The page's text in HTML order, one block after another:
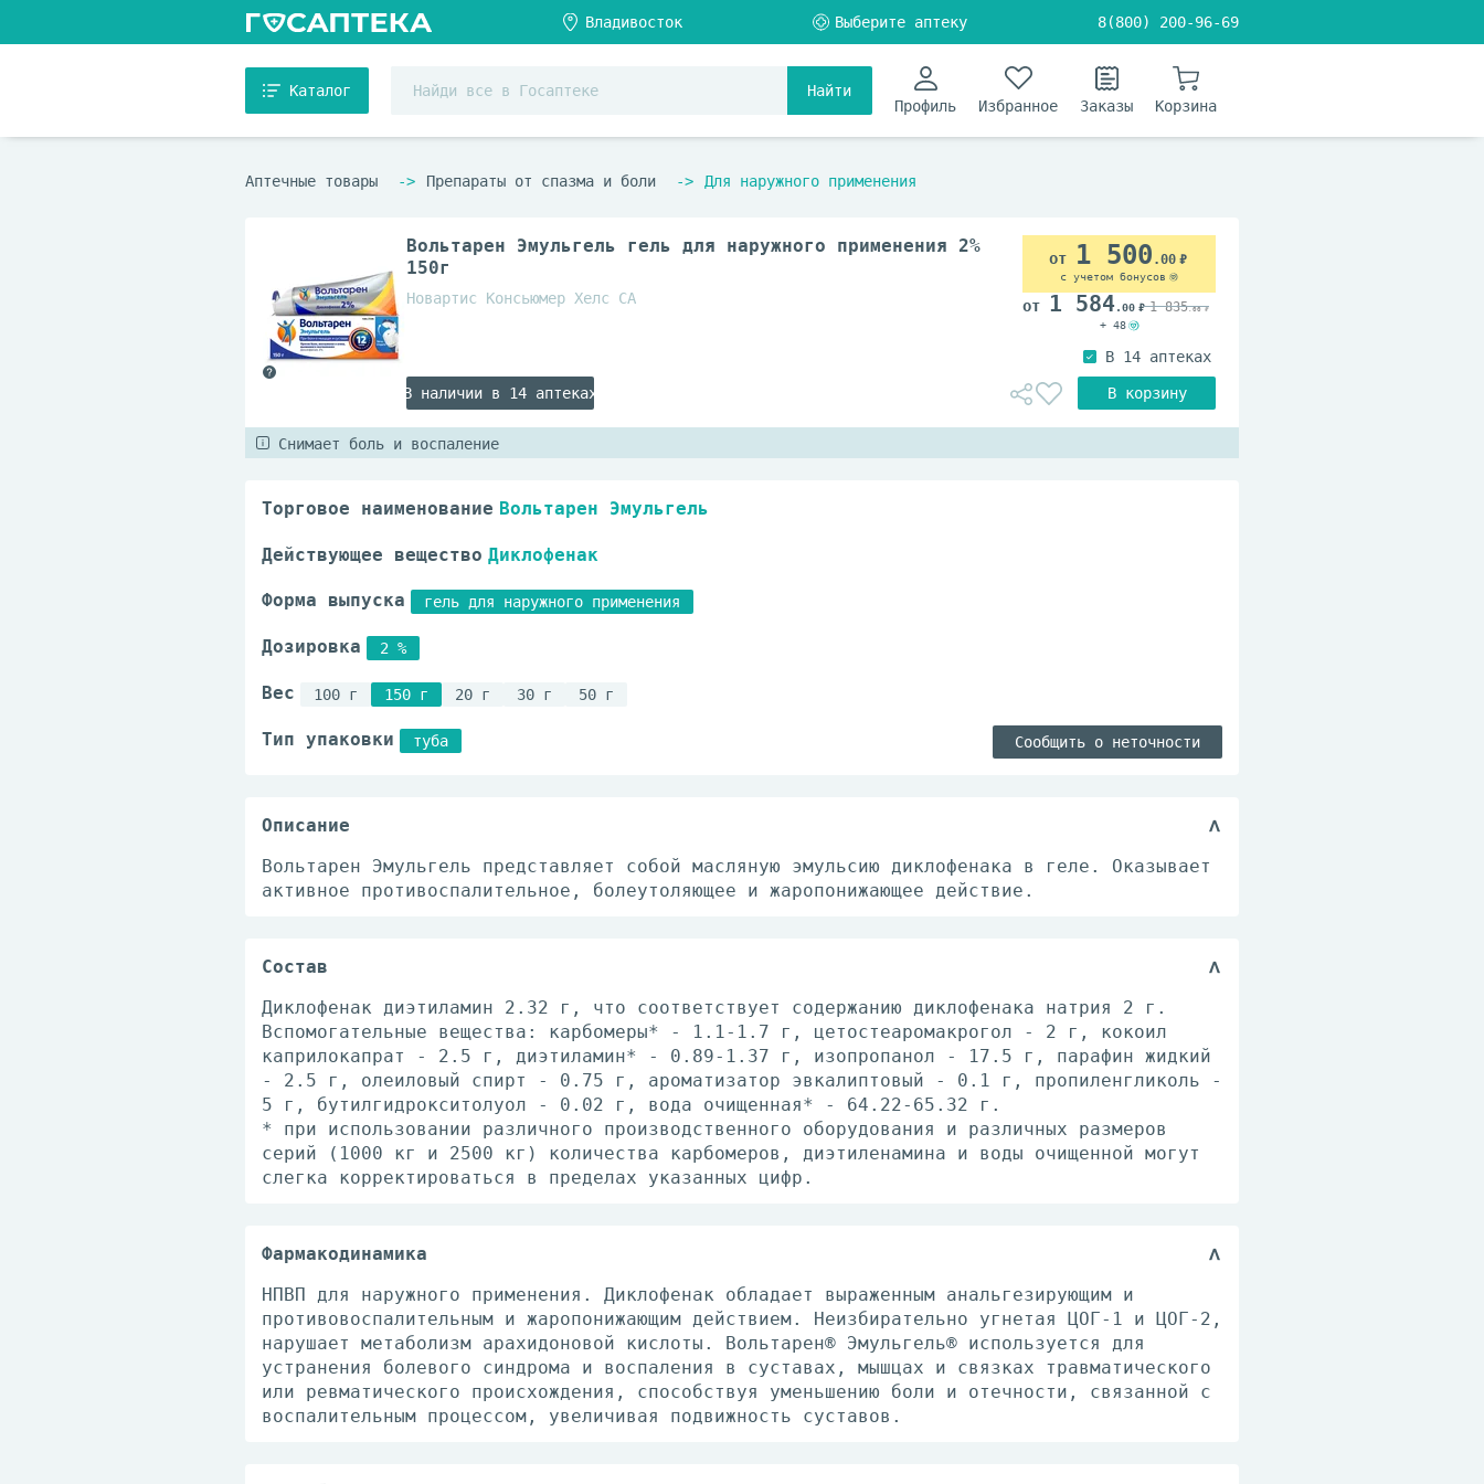
8(800) 200-96-69
Каталог
Найти
Профиль
Избранное Заказы Корзина
Аптечные товары Препараты от спазма и боли Для наружного применения
Вольтарен Эмульгель гель для наружного применения 2%
150г
Новартис Консьюмер Хелс СА
В наличии в 14 аптеках
1 500 .00
с учетом бонусов
1 584.00 1 835.00
+ 48
Снимает боль и воспаление
Торговое наименование Вольтарен Эмульгель
Действующее вещество Диклофенак
Форма выпуска гель для наружного применения
Дозировка 2 %
Вес 100 г 150 г 20 г 30 г 50 г
Тип упаковки туба Сообщить о неточности
Описание
Вольтарен Эмульгель представляет собой масляную эмульсию диклофенака в геле. Оказывает
активное противоспалительное, болеутоляющее и жаропонижающее действие.
Состав
Диклофенак диэтиламин 2.32 г, что соответствует содержанию диклофенака натрия 2 г.
Вспомогательные вещества: карбомеры* - 1.1-1.7 г, цетостеаромакрогол - 2 г, кокоил
каприлокапрат - 2.5 г, диэтиламин* - 0.89-1.37 г, изопропанол - 17.5 г, парафин жидкий
- 2.5 г, олеиловый спирт - 0.75 г, ароматизатор эвкалиптовый - 0.1 г, пропиленгликоль -
5 г, бутилгидрокситолуол - 0.02 г, вода очищенная* - 64.22-65.32 г.
* при использовании различного производственного оборудования и различных размеров
серий (1000 кг и 2500 кг) количества карбомеров, диэтиленамина и воды очищенной могут
слегка корректироваться в пределах указанных цифр.
Фармакодинамика
НПВП для наружного применения. Диклофенак обладает выраженным анальгезирующим и
противовоспалительным и жаропонижающим действием. Неизбирательно угнетая ЦОГ-1 и ЦОГ-2,
нарушает метаболизм арахидоновой кислоты. Вольтарен® Эмульгель® используется для
устранения болевого синдрома и воспаления в суставах, мышцах и связках травматического
или ревматического происхождения, способствуя уменьшению боли и отечности, связанной с
воспалительным процессом, увеличивая подвижность суставов.